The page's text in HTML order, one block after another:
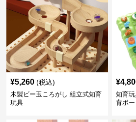
¥5,260 (税込)
木製ビー玉ころがし 組立式知育
玩具
¥
知育
育ボ